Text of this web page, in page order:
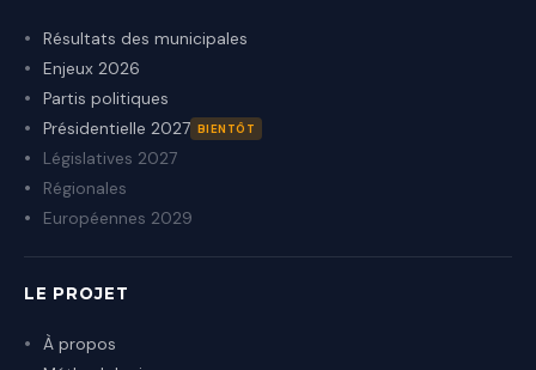
Résultats des municipales
Enjeux 2026
Partis politiques
Présidentielle 2027 BIENTÔT
Législatives 2027
Régionales
Européennes 2029
LE PROJET
À propos